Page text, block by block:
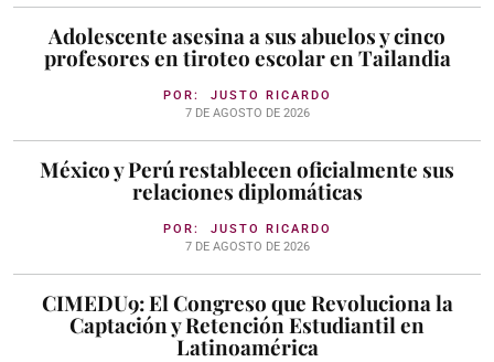
Adolescente asesina a sus abuelos y cinco
profesores en tiroteo escolar en Tailandia
POR: JUSTO RICARDO
7 DE AGOSTO DE 2026
México y Perú restablecen oficialmente sus
relaciones diplomáticas
POR: JUSTO RICARDO
7 DE AGOSTO DE 2026
CIMEDU9: El Congreso que Revoluciona la
Captación y Retención Estudiantil en
Latinoamérica